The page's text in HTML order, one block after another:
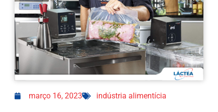
março 16, 2023 indústria alimentícia